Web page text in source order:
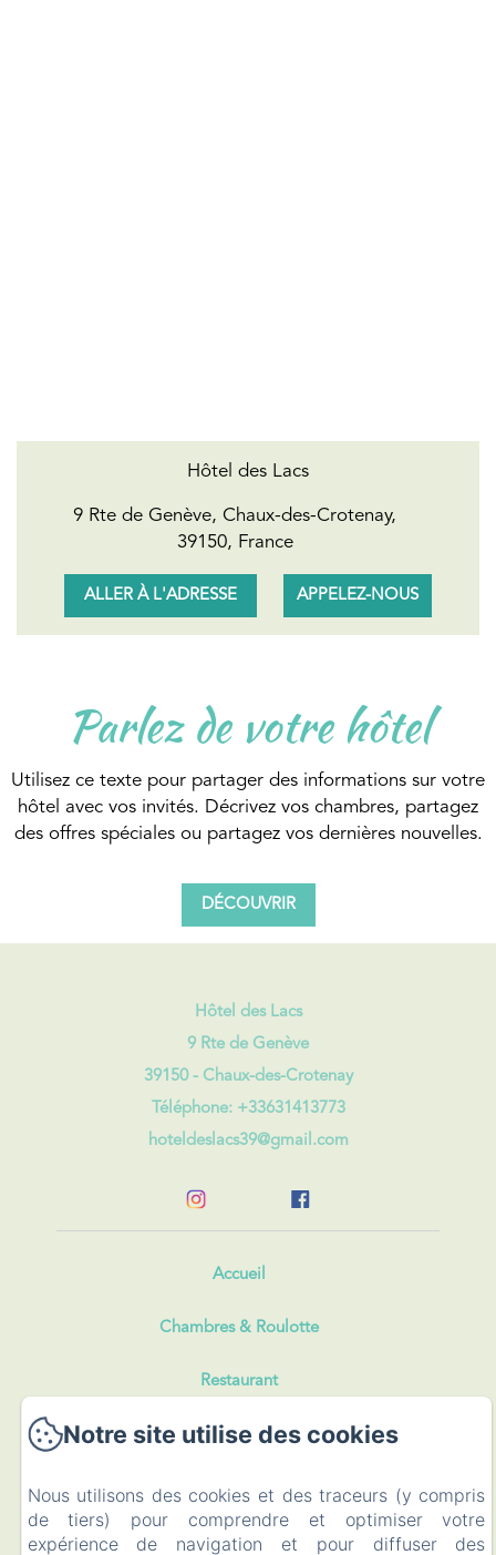
Hôtel des Lacs
9 Rte de Genève, Chaux-des-Crotenay,
39150, France
ALLER À L'ADRESSE APPELEZ-NOUS
Parlez de votre hôtel
Utilisez ce texte pour partager des informations sur votre
hôtel avec vos invités. Décrivez vos chambres, partagez
des offres spéciales ou partagez vos dernières nouvelles.
DÉCOUVRIR
Hôtel des Lacs
9 Rte de Genève
39150 - Chaux-des-Crotenay
Téléphone: +33631413773
hoteldeslacs39@gmail.com
Accueil
Chambres & Roulotte
Restaurant
Evénements
Visiter
Contact
Notre site utilise des cookies
Nous utilisons des cookies et des traceurs (y compris
de tiers) pour comprendre et optimiser votre
expérience de navigation et pour diffuser des